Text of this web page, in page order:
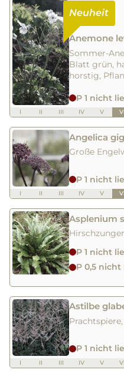
Anemone
Sommer-
Blatt grün,
horstig,
P 1 nicht
I II III IV V VI
Angelica
Große
P 1 nicht
I II III IV V VI
Asplenium
P 1 nicht
P 0,5
Astilbe
P 1 nicht
I II III IV V VI